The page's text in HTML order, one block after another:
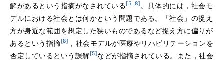
解があるという指摘がなされている [5, 8] 。具体的には，社会モ
デルにおける社会とは何かという問題である。「社会」の捉え
方が身近な範囲を想定した狭いものであるなど捉え方に偏りが
あるという指摘 [8]
，社会モデルが医療やリハビリテーションを
否定しているという誤解 [5] などが指摘されている。また，社会